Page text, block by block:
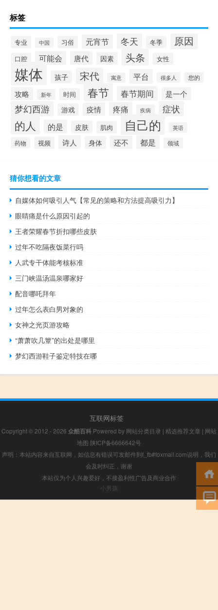
标签
专业 中国 习俗 元宵节 冬天 冬季 原因
口腔 可能会 唐代 因素 头条 女性
媒体 孩子 宋代 寓意 平台 很多人 您的
攻略 新年 时间 春节 春节期间 是一个
梦幻西游 游戏 疫情 疼痛 疾病 症状
的人 的是 皮肤 肌肉 自己的 英语
药物 视频 诗人 身体 还不 都是 领域
猜你想看的文章
自媒体如何吸引人气【常见的策略和方法提高吸引力】
眼睛痛是什么原因引起的
王者荣耀春节折扣哪些皮肤
过年不吃隔夜饭菜行吗
人武专干体能考核标准
三门峡温汤温泉哪家好
配音哪吒拜年
过年怎么表白男对象的
女神之光页游攻略
“萧萧吹几簟”的出处是哪里
梦幻西游鞋子鉴定特技在哪
互联网标签
Copyright © 2012 - 2026 众酷百科 Powered by 网站分类目录 | 精选推荐文章 | 网站
地图 陕ICP备6666642号
声明：本站内容来自互联网，如信息有错误可发邮件到f_fb#foxmail.com说明，我们
会及时纠正，谢谢
本站仅为个人兴趣爱好，不接盈利性广告及商业合作
小男孩